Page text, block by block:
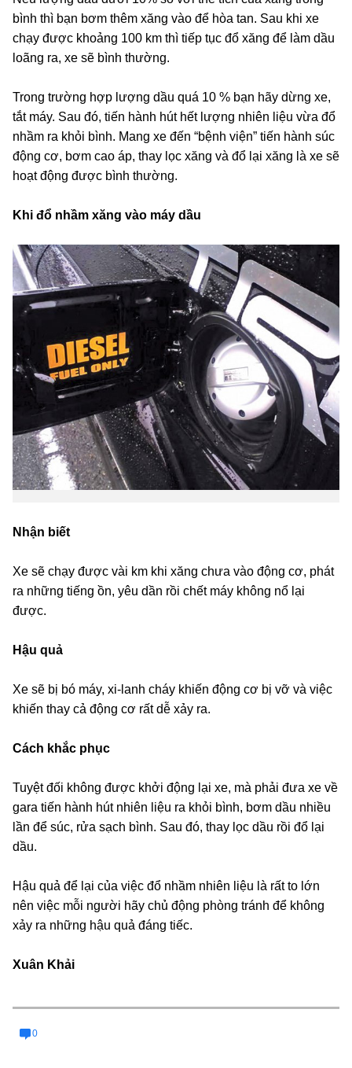
bình thì bạn bơm thêm xăng vào để hòa tan. Sau khi xe
chạy được khoảng 100 km thì tiếp tục đổ xăng để làm dầu
loãng ra, xe sẽ bình thường.
Trong trường hợp lượng dầu quá 10 % bạn hãy dừng xe,
tắt máy. Sau đó, tiến hành hút hết lượng nhiên liệu vừa đổ
nhầm ra khỏi bình. Mang xe đến “bệnh viện” tiến hành súc
động cơ, bơm cao áp, thay lọc xăng và đổ lại xăng là xe sẽ
hoạt động được bình thường.
Khi đổ nhầm xăng vào máy dầu
Nhận biết
Xe sẽ chạy được vài km khi xăng chưa vào động cơ, phát
ra những tiếng ồn, yêu dần rồi chết máy không nổ lại
được.
Hậu quả
Xe sẽ bị bó máy, xi-lanh cháy khiến động cơ bị vỡ và việc
khiến thay cả động cơ rất dễ xảy ra.
Cách khắc phục
Tuyệt đối không được khởi động lại xe, mà phải đưa xe về
gara tiến hành hút nhiên liệu ra khỏi bình, bơm dầu nhiều
lần để súc, rửa sạch bình. Sau đó, thay lọc dầu rồi đổ lại
dầu.
Hậu quả để lại của việc đổ nhầm nhiên liệu là rất to lớn
nên việc mỗi người hãy chủ động phòng tránh để không
xảy ra những hậu quả đáng tiếc.
Xuân Khải
0